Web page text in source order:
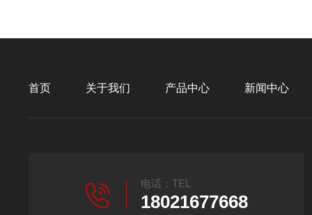
首页 关于我们 产品中心 新闻中心
电话：TEL
18021677668